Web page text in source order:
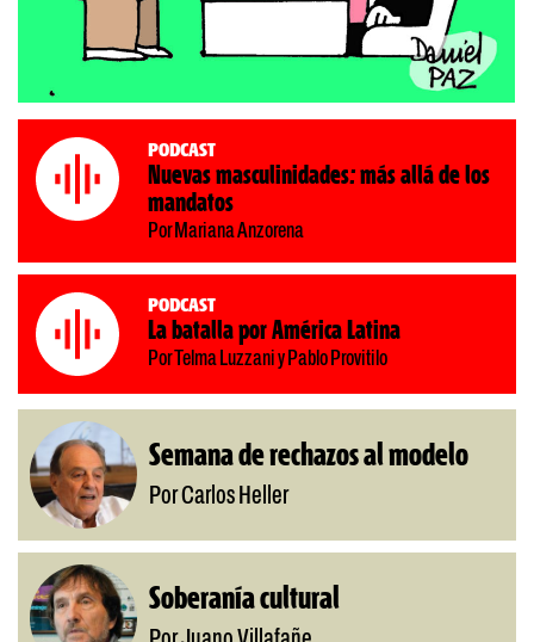
Podcast
Nuevas masculinidades: más allá de los
mandatos
Por Mariana Anzorena
Podcast
La batalla por América Latina
Por Telma Luzzani y Pablo Provitilo
Semana de rechazos al modelo
Por Carlos Heller
Soberanía cultural